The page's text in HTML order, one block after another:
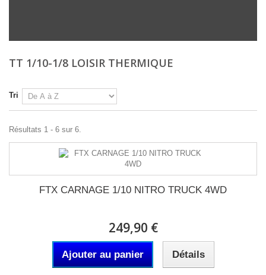
TT 1/10-1/8 LOISIR THERMIQUE
Tri
Résultats 1 - 6 sur 6.
FTX CARNAGE 1/10 NITRO TRUCK 4WD
249,90 €
Ajouter au panier Détails